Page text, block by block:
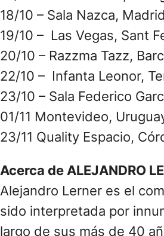
18/10 – Sala Nazca,
19/10 – Las Vegas, Sant
20/10 – Razzma Tazz,
22/10 – Infanta Leonor,
23/10 – Sala Federico
01/11 Montevideo,
23/11 Quality Espacio,
Acerca de ALEJANDRO
Alejandro Lerner es el
sido interpretada por
largo de sus más de 40